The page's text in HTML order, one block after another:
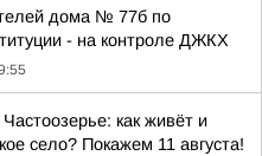
дома № 77б по
- на контроле ДЖКХ
как живёт и
село? Покажем 11 августа!